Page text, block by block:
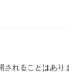
されることはあり